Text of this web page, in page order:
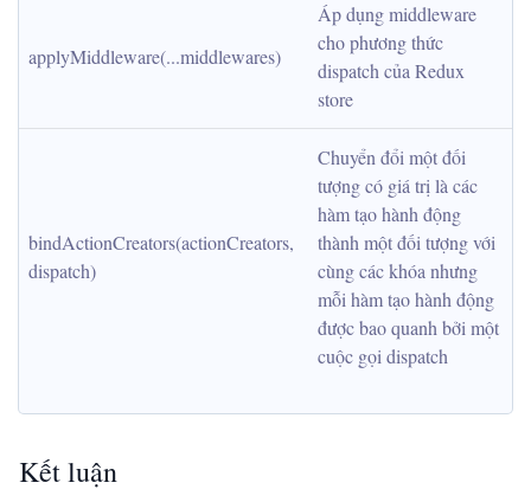
applyMiddleware(...middlewares)
Áp dụng middleware
cho phương thức
dispatch của Redux
store
bindActionCreators(actionCreators,
dispatch)
Chuyển đổi một đối
tượng có giá trị là các
hàm tạo hành động
thành một đối tượng với
cùng các khóa nhưng
mỗi hàm tạo hành động
được bao quanh bởi một
cuộc gọi dispatch
Kết luận